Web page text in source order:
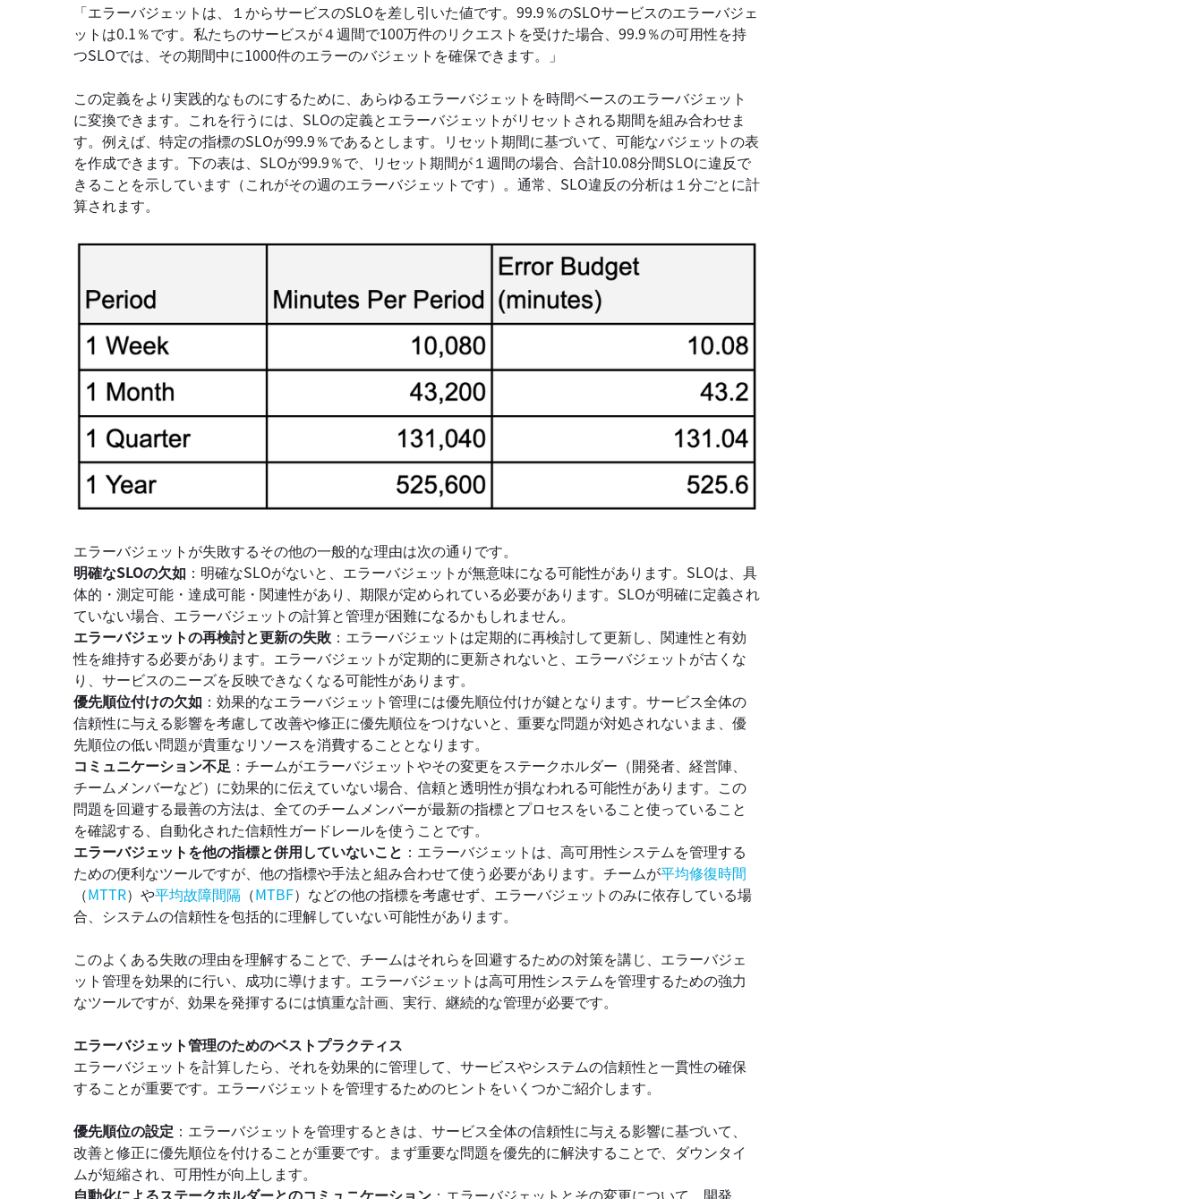
「エラーバジェットは、１からサービスのSLOを差し引いた値です。99.9％のSLOサービスのエラーバジェ
ットは0.1％です。私たちのサービスが４週間で100万件のリクエストを受けた場合、99.9％の可用性を持
つSLOでは、その期間中に1000件のエラーのバジェットを確保できます。」
この定義をより実践的なものにするために、あらゆるエラーバジェットを時間ベースのエラーバジェット
に変換できます。これを行うには、SLOの定義とエラーバジェットがリセットされる期間を組み合わせま
す。例えば、特定の指標のSLOが99.9％であるとします。リセット期間に基づいて、可能なバジェットの表
を作成できます。下の表は、SLOが99.9％で、リセット期間が１週間の場合、合計10.08分間SLOに違反で
きることを示しています（これがその週のエラーバジェットです）。通常、SLO違反の分析は１分ごとに計
算されます。
エラーバジェットが失敗するその他の一般的な理由は次の通りです。
明確なSLOの欠如 ：明確なSLOがないと、エラーバジェットが無意味になる可能性があります。SLOは、具
体的・測定可能・達成可能・関連性があり、期限が定められている必要があります。SLOが明確に定義され
ていない場合、エラーバジェットの計算と管理が困難になるかもしれません。
エラーバジェットの再検討と更新の失敗 ：エラーバジェットは定期的に再検討して更新し、関連性と有効
性を維持する必要があります。エラーバジェットが定期的に更新されないと、エラーバジェットが古くな
り、サービスのニーズを反映できなくなる可能性があります。
優先順位付けの欠如 ：効果的なエラーバジェット管理には優先順位付けが鍵となります。サービス全体の
信頼性に与える影響を考慮して改善や修正に優先順位をつけないと、重要な問題が対処されないまま、優
先順位の低い問題が貴重なリソースを消費することとなります。
コミュニケーション不足 ：チームがエラーバジェットやその変更をステークホルダー（開発者、経営陣、
チームメンバーなど）に効果的に伝えていない場合、信頼と透明性が損なわれる可能性があります。この
問題を回避する最善の方法は、全てのチームメンバーが最新の指標とプロセスをいること使っていること
を確認する、自動化された信頼性ガードレールを使うことです。
エラーバジェットを他の指標と併用していないこと ：エラーバジェットは、高可用性システムを管理する
ための便利なツールですが、他の指標や手法と組み合わせて使う必要があります。チームが平均修復時間
（MTTR）や平均故障間隔 （MTBF）などの他の指標を考慮せず、エラーバジェットのみに依存している場
合、システムの信頼性を包括的に理解していない可能性があります。
このよくある失敗の理由を理解することで、チームはそれらを回避するための対策を講じ、エラーバジェ
ット管理を効果的に行い、成功に導けます。エラーバジェットは高可用性システムを管理するための強力
なツールですが、効果を発揮するには慎重な計画、実行、継続的な管理が必要です。
エラーバジェット管理のためのベストプラクティス
エラーバジェットを計算したら、それを効果的に管理して、サービスやシステムの信頼性と一貫性の確保
することが重要です。エラーバジェットを管理するためのヒントをいくつかご紹介します。
優先順位の設定 ：エラーバジェットを管理するときは、サービス全体の信頼性に与える影響に基づいて、
改善と修正に優先順位を付けることが重要です。まず重要な問題を優先的に解決することで、ダウンタイ
ムが短縮され、可用性が向上します。
自動化によるステークホルダーとのコミュニケーション ：エラーバジェットとその変更について、開発